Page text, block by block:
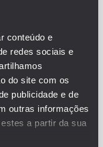
conteúdo e
redes sociais e
do site com os
publicidade e de
outras informações
a partir da sua